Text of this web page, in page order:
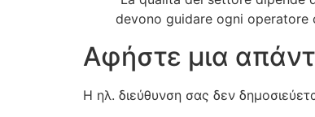
devono guidare ogni operatore
Αφήστε μια
Η ηλ. διεύθυνση σας δεν